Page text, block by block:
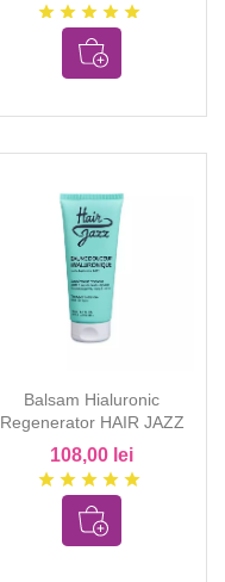
star star star star star
Balsam Hialuronic
Regenerator HAIR JAZZ
108,00 lei
star star star star star